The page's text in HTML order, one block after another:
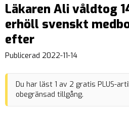
Läkaren Ali våldtog
erhöll svenskt
efter
Publicerad 2022-11-14
Du har läst 1 av 2 gratis PLUS-
obegränsad tillgång.